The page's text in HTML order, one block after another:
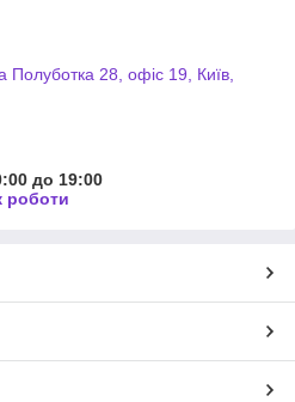
28, офіс 19, Київ,
до 19:00
роботи